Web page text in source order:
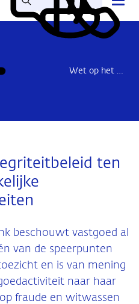
Zoek Lees
voor
Mijn
DNB
Contact
Wet op het financieel toezicht (Wft)
ten
beschouwt vastgoed al
van de speerpunten
en is van mening
naar haar
fraude en witwassen